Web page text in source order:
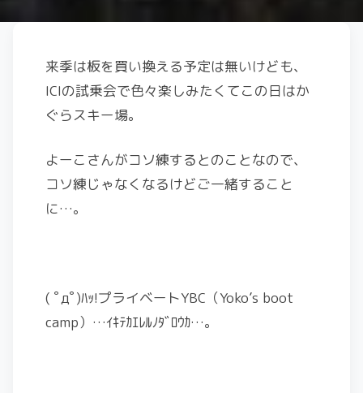
来季は板を買い換える予定は無いけども、
ICIの試乗会で色々楽しみたくてこの日はか
ぐらスキー場。
よーこさんがコソ練するとのことなので、
コソ練じゃなくなるけどご一緒すること
に…。
( ﾟдﾟ)ﾊｯ!プライベートYBC（Yoko’s boot
camp）…ｲｷﾃｶｴﾚﾙﾉﾀﾞﾛｳｶ…。